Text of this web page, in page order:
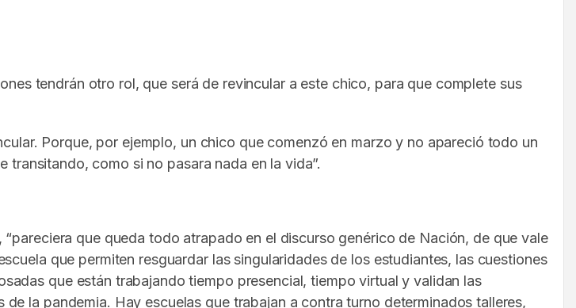
tendrán otro rol, que será de revincular a este chico, para que complete sus
Porque, por ejemplo, un chico que comenzó en marzo y no apareció todo un
como si no pasara nada en la vida”.
que queda todo atrapado en el discurso genérico de Nación, de que vale
que permiten resguardar las singularidades de los estudiantes, las cuestiones
que están trabajando tiempo presencial, tiempo virtual y validan las
la pandemia. Hay escuelas que trabajan a contra turno determinados talleres,